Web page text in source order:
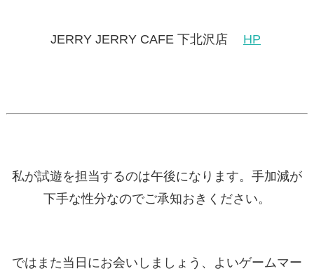
JERRY JERRY CAFE 下北沢店 HP
私が試遊を担当するのは午後になります。手加減が
下手な性分なのでご承知おきください。
ではまた当日にお会いしましょう、よいゲームマー